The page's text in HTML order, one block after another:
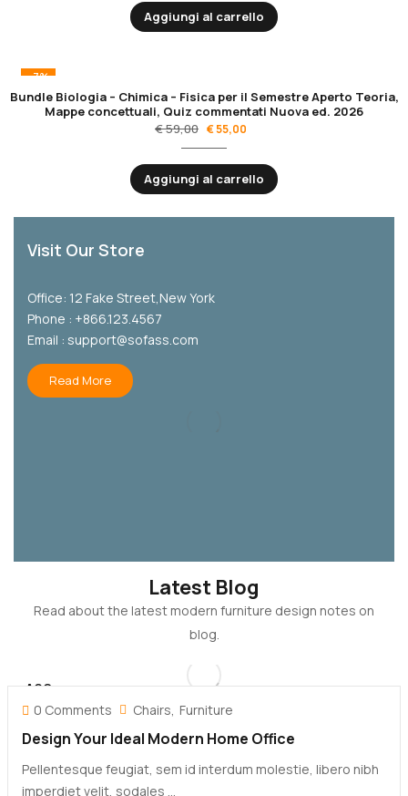
Aggiungi al carrello
-7%
Bundle Biologia – Chimica – Fisica per il Semestre Aperto Teoria,
Mappe concettuali, Quiz commentati Nuova ed. 2026
€59,00 €55,00
Aggiungi al carrello
Visit Our Store
Office: 12 Fake Street,New York
Phone : +866.123.4567
Email : support@sofass.com
Read More
Latest Blog
Read about the latest modern furniture design notes on
blog.
AGO
30
0 Comments Chairs Furniture
Design Your Ideal Modern Home Office
Pellentesque feugiat, sem id interdum molestie, libero nibh
imperdiet velit, sodales ...